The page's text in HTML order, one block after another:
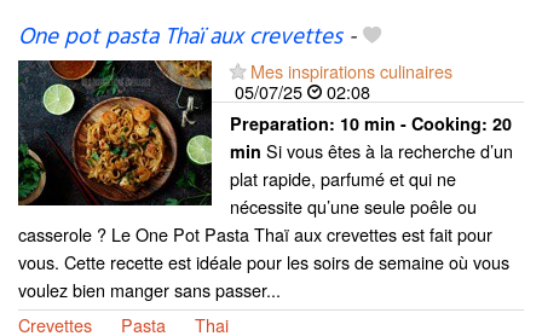
One pot pasta Thaï aux crevettes-
Mes inspirations culinaires
05/07/25
02:08
Preparation: 10 min - Cooking: 20
min Si vous êtes à la recherche d’un
plat rapide, parfumé et qui ne
nécessite qu’une seule poêle ou
casserole ? Le One Pot Pasta Thaï aux crevettes est fait pour
vous. Cette recette est idéale pour les soirs de semaine où vous
voulez bien manger sans passer...
Crevettes
Pasta Thai